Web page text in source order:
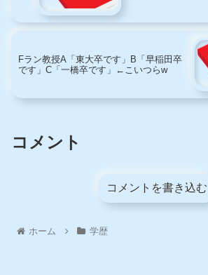
Fラン教授A「東大卒です」B「早稲田卒
です」C「一橋卒です」←こいつらw
コメント
コメントを書き込む
ホーム 学歴